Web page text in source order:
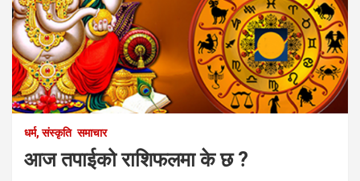
धर्म, संस्कृति समाचार
आज तपाईको राशिफलमा के छ ?